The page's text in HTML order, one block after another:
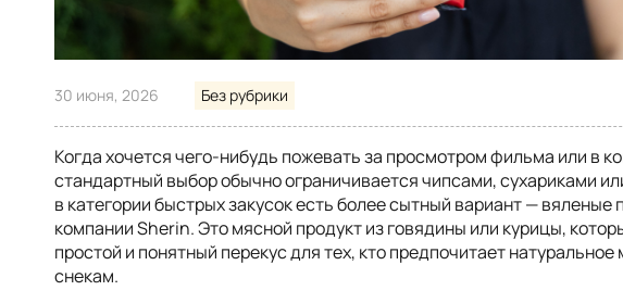
30 июня, 2026 Без рубрики
Когда хочется чего-нибудь пожевать за просмотром фильма или в
стандартный выбор обычно ограничивается чипсами, сухариками
в категории быстрых закусок есть более сытный вариант — вяленые
компании Sherin. Это мясной продукт из говядины или курицы,
простой и понятный перекус для тех, кто предпочитает
снекам.